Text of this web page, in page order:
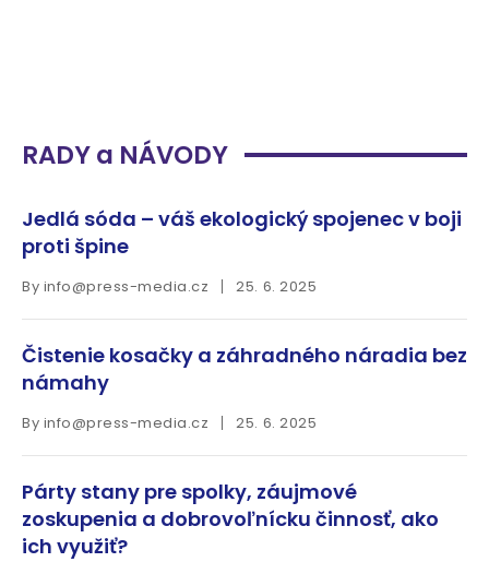
RADY a NÁVODY
Jedlá sóda – váš ekologický spojenec v boji
proti špine
By info@press-media.cz 25. 6. 2025
Čistenie kosačky a záhradného náradia bez
námahy
By info@press-media.cz 25. 6. 2025
Párty stany pre spolky, záujmové
zoskupenia a dobrovoľnícku činnosť, ako
ich využiť?